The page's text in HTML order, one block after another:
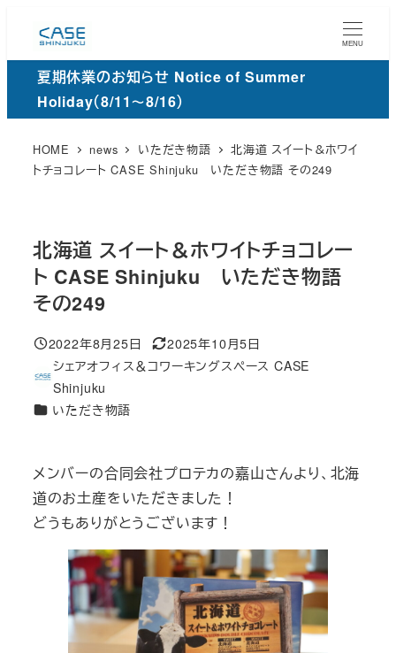
ン
MENU
夏期休業のお知らせ Notice of Summer
Holiday（8/11～8/16）
HOME news いただき物語
北海道 スイート＆ホワイ
トチョコレート CASE Shinjuku いただき物語 その249
北海道 スイート＆ホワイトチョコレー
ト CASE Shinjuku いただき物語
その249
投稿日
2022年8月25日
更
新
2025年10月5日
著
者
シェアオフィス＆コワーキングスペース CASE
Shinjuku
カ
リ
ー
いただき物語
メンバーの合同会社プロテカの嘉山さんより、北海
道のお土産をいただきました！
どうもありがとうございます！